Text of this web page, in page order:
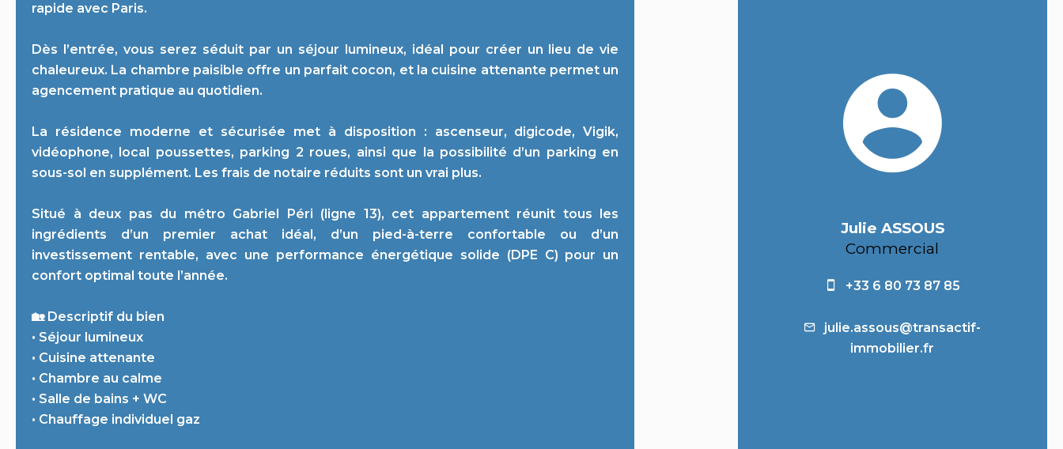
rapide avec Paris.
Dès l’entrée, vous serez séduit par un séjour lumineux, idéal pour créer un lieu de vie
chaleureux. La chambre paisible offre un parfait cocon, et la cuisine attenante permet un
agencement pratique au quotidien.
La résidence moderne et sécurisée met à disposition : ascenseur, digicode, Vigik,
vidéophone, local poussettes, parking 2 roues, ainsi que la possibilité d’un parking en
sous-sol en supplément. Les frais de notaire réduits sont un vrai plus.
Situé à deux pas du métro Gabriel Péri (ligne 13), cet appartement réunit tous les
ingrédients d’un premier achat idéal, d’un pied-à-terre confortable ou d’un
investissement rentable, avec une performance énergétique solide (DPE C) pour un
confort optimal toute l’année.
🏡 Descriptif du bien
• Séjour lumineux
• Cuisine attenante
• Chambre au calme
• Salle de bains + WC
• Chauffage individuel gaz
Julie ASSOUS
Commercial
+33 6 80 73 87 85
julie.assous@transactif-
immobilier.fr